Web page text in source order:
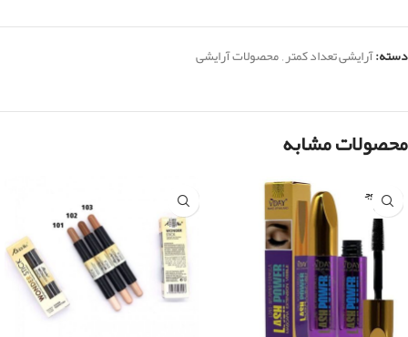
دسته:آرایشی تعداد کمتر,محصولات آرایشی
محصولات مشابه
اتمام موج
ودی